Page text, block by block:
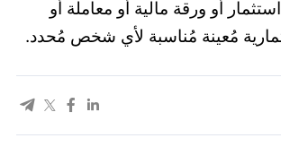
أو ورقة مالية أو معاملة أو
مُعينة مُناسبة لأي شخص مُحدد.